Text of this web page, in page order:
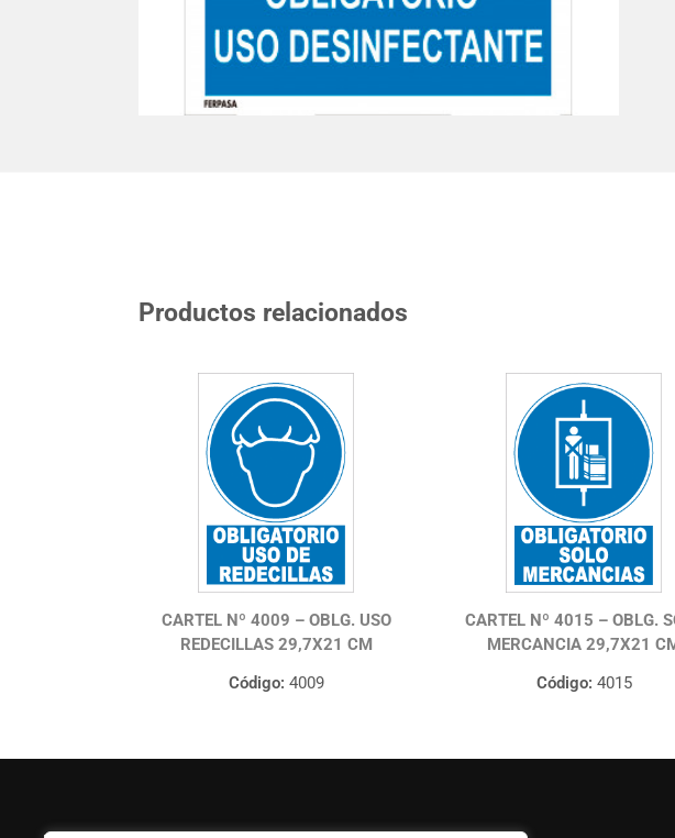
Productos relacionados
CARTEL Nº 4009 – OBLG. USO
REDECILLAS 29,7X21 CM
Código: 4009
CARTEL Nº 4015 – OBLG.
MERCANCIA 29,7X21
Código: 4015